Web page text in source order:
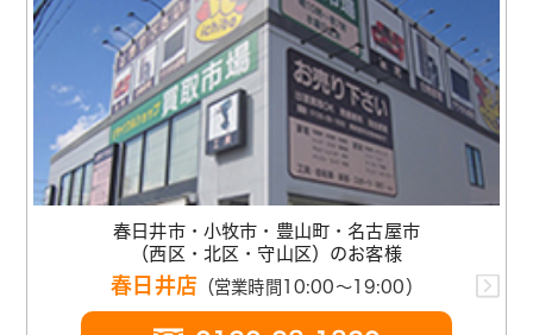
春日井市・小牧市・豊山町・名古屋市
（西区・北区・守山区）のお客様
春日井店 （営業時間10:00～19:00）